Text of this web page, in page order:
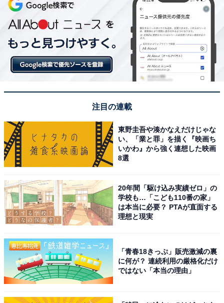
注目の連載
東野圭吾や湊かなえだけじゃな
い、「業と罪」を描く『映画ち
いかわ』から強く連想した映画
8選
20年間「駆け込み実績ゼロ」の
学校も…「こども110番の家」
は本当に必要？ PTAが直面する
理想と現実
「青春18きっぷ」販売激減の裏
に何が？ 連続利用の厳格化だけ
ではない「本当の理由」